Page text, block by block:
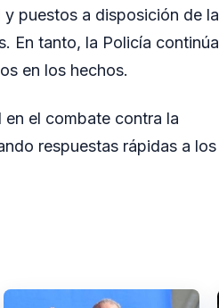
puestos a disposición de la
En tanto, la Policía continúa
en los hechos.
el combate contra la
respuestas rápidas a los